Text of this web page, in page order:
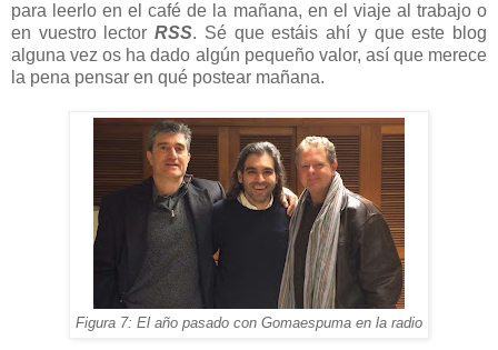
para leerlo en el café de la mañana, en el viaje al trabajo o
en vuestro lectorRSS. Sé que estáis ahí y que este blog
alguna vez os ha dado algún pequeño valor, así que merece
la pena pensar en qué postear mañana.
Figura 7: El año pasado con Gomaespuma en la radio